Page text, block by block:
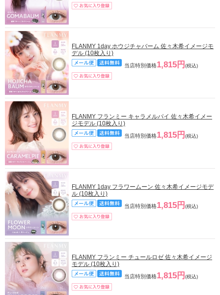
FLANMY 1day ホウジチャバーム 佐々木希イメージモ
デル (10枚入り)
当店特別価格1,815円 (税込)
FLANMY フランミー キャラメルパイ 佐々木希イメー
ジモデル (10枚入り)
当店特別価格1,815円 (税込)
FLANMY 1day フラワームーン 佐々木希イメージモデ
ル (10枚入り)
当店特別価格1,815円 (税込)
FLANMY フランミー チュールロゼ 佐々木希イメージ
モデル (10枚入り)
当店特別価格1,815円 (税込)